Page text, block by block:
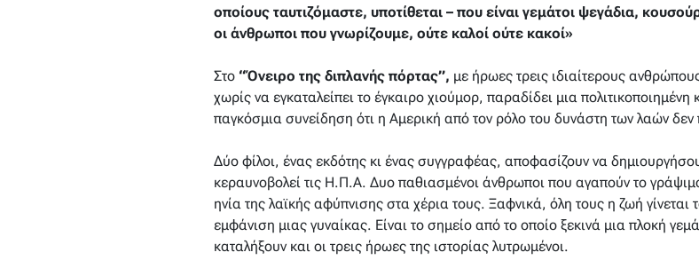
οποίους ταυτιζόμαστε, υποτίθεται – που είναι γεμάτοι ψεγάδια,
οι άνθρωποι που γνωρίζουμε, ούτε καλοί ούτε κακοί»
Στο “Όνειρο της διπλανής πόρτας”, με ήρωες τρεις ιδιαίτερους
χωρίς να εγκαταλείπει το έγκαιρο χιούμορ, παραδίδει μια
παγκόσμια συνείδηση ότι η Αμερική από τον ρόλο του δυνάστη των λαών δεν
Δύο φίλοι, ένας εκδότης κι ένας συγγραφέας, αποφασίζουν να
κεραυνοβολεί τις Η.Π.Α. Δυο παθιασμένοι άνθρωποι που αγαπούν το
ηνία της λαϊκής αφύπνισης στα χέρια τους. Ξαφνικά, όλη τους η ζωή γίνεται
εμφάνιση μιας γυναίκας. Είναι το σημείο από το οποίο ξεκινά μια πλοκή
καταλήξουν και οι τρεις ήρωες της ιστορίας λυτρωμένοι.